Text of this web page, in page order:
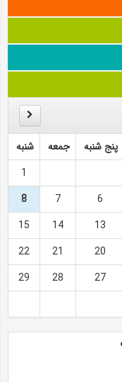
پنج شنبه جمعه
شنبه
1
6
7
8
13
14
15
20
21
22
27
28
29